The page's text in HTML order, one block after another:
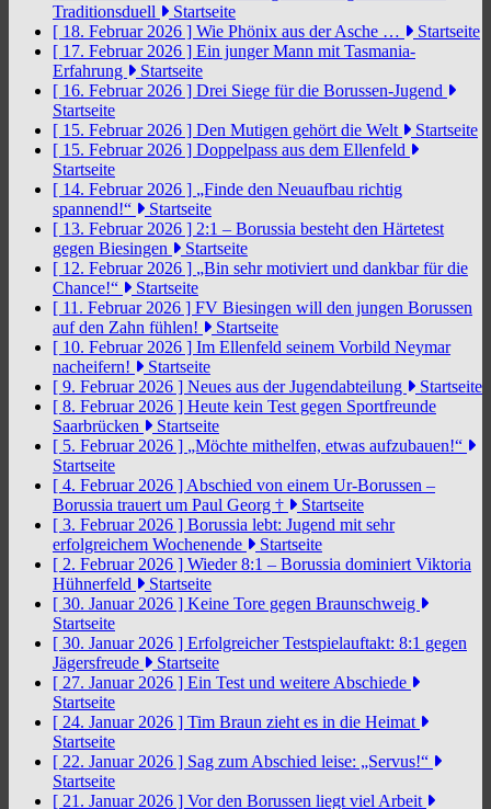
Traditionsduell
Startseite
[ 18. Februar 2026 ] Wie Phönix aus der Asche …
Startseite
[ 17. Februar 2026 ] Ein junger Mann mit Tasmania-
Erfahrung
Startseite
[ 16. Februar 2026 ] Drei Siege für die Borussen-Jugend
Startseite
[ 15. Februar 2026 ] Den Mutigen gehört die Welt
Startseite
[ 15. Februar 2026 ] Doppelpass aus dem Ellenfeld
Startseite
[ 14. Februar 2026 ] „Finde den Neuaufbau richtig
spannend!“
Startseite
[ 13. Februar 2026 ] 2:1 – Borussia besteht den Härtetest
gegen Biesingen
Startseite
[ 12. Februar 2026 ] „Bin sehr motiviert und dankbar für die
Chance!“
Startseite
[ 11. Februar 2026 ] FV Biesingen will den jungen Borussen
auf den Zahn fühlen!
Startseite
[ 10. Februar 2026 ] Im Ellenfeld seinem Vorbild Neymar
nacheifern!
Startseite
[ 9. Februar 2026 ] Neues aus der Jugendabteilung
Startseite
[ 8. Februar 2026 ] Heute kein Test gegen Sportfreunde
Saarbrücken
Startseite
[ 5. Februar 2026 ] „Möchte mithelfen, etwas aufzubauen!“
Startseite
[ 4. Februar 2026 ] Abschied von einem Ur-Borussen –
Borussia trauert um Paul Georg †
Startseite
[ 3. Februar 2026 ] Borussia lebt: Jugend mit sehr
erfolgreichem Wochenende
Startseite
[ 2. Februar 2026 ] Wieder 8:1 – Borussia dominiert Viktoria
Hühnerfeld
Startseite
[ 30. Januar 2026 ] Keine Tore gegen Braunschweig
Startseite
[ 30. Januar 2026 ] Erfolgreicher Testspielauftakt: 8:1 gegen
Jägersfreude
Startseite
[ 27. Januar 2026 ] Ein Test und weitere Abschiede
Startseite
[ 24. Januar 2026 ] Tim Braun zieht es in die Heimat
Startseite
[ 22. Januar 2026 ] Sag zum Abschied leise: „Servus!“
Startseite
[ 21. Januar 2026 ] Vor den Borussen liegt viel Arbeit